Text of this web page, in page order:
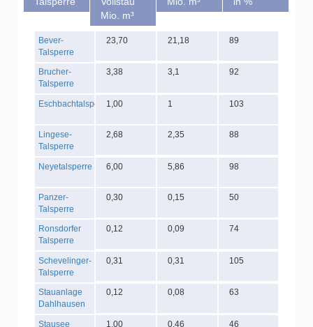
Mio. m³
Bever-
Talsperre
23,70 21,18 89
Brucher-
Talsperre
3,38 3,1 92
Eschbachtalsperre1,00 1 103
Lingese-
Talsperre
2,68 2,35 88
Neyetalsperre 6,00 5,86 98
Panzer-
Talsperre
0,30 0,15 50
Ronsdorfer
Talsperre
0,12 0,09 74
Schevelinger-
Talsperre
0,31 0,31 105
Stauanlage
Dahlhausen
0,12 0,08 63
Stausee
1,00 0,46 46